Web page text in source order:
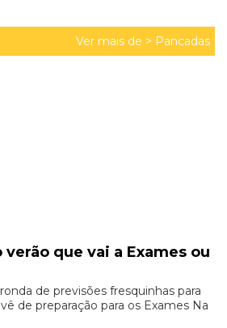
Ver mais de > Pancadas
verão que vai a Exames ou
de previsões fresquinhas para
de preparação para os Exames Na